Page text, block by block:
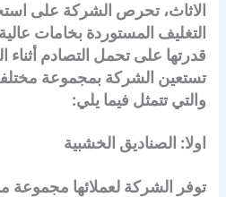
الاثاث، تحرص الشركة على
التغليف المستوردة بخامات
قدرتها على تحمل التصادم
تستعين الشركة بمجموعة
والتي تتمثل فيما يلي:
اولا: الصناديق الخشبية
توفر الشركة لعملائها مجموعة